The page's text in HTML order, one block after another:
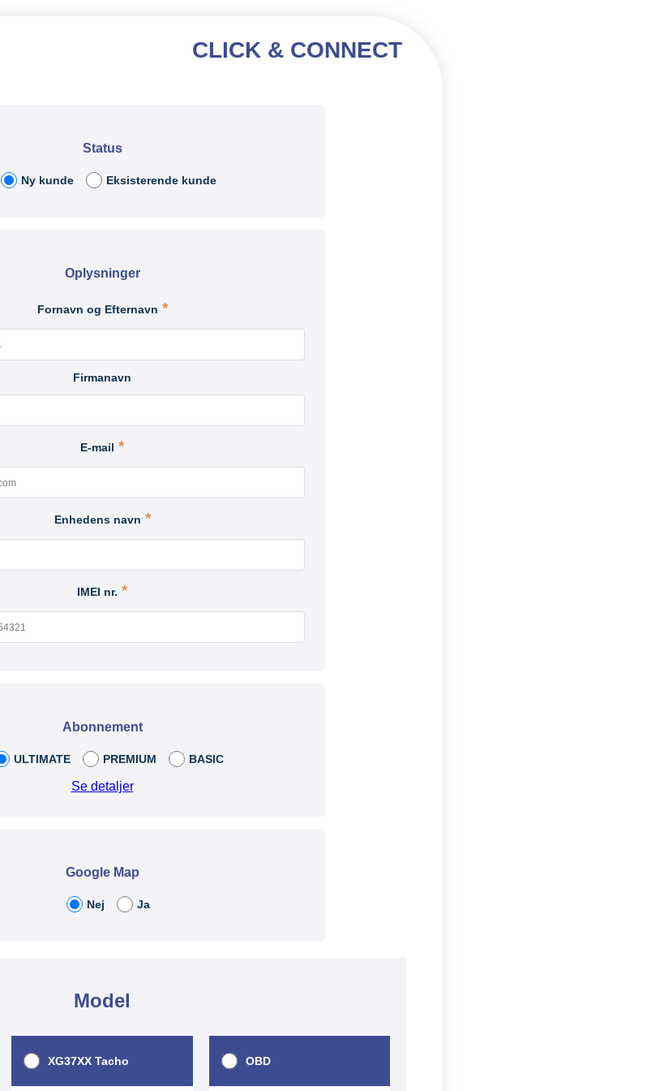
CLICK & CONNECT
Status
Ny kunde Eksisterende kunde
Oplysninger
Fornavn og Efternavn
Firmanavn
E-mail
Enhedens navn
IMEI nr.
Abonnement
ULTIMATE PREMIUM BASIC
Se detaljer
Google Map
Nej Ja
Model
XG37XX Tacho OBD